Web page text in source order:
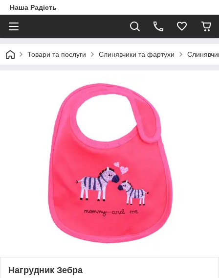
Наша Радість
Товари та послуги Слинявчики та фартухи
Нагрудник Зебра